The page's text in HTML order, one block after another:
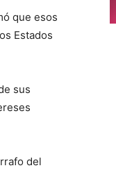
que esos
Estados
sus
del